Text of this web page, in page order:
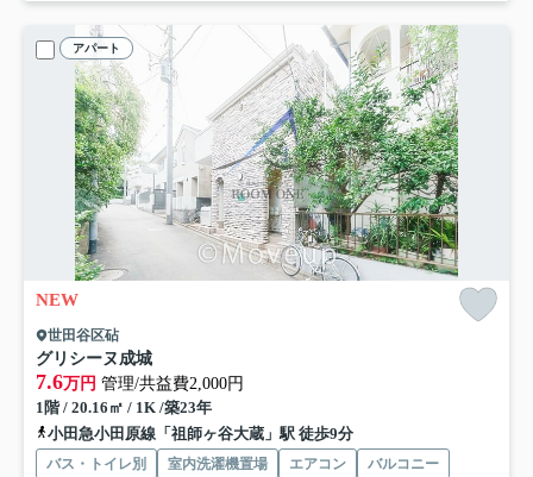
アパート
NEW
世田谷区砧
グリシーヌ成城
7.6万円 管理/共益費2,000円
1階 / 20.16㎡ / 1K /築23年
小田急小田原線「祖師ヶ谷大蔵」駅 徒歩9分
バス・トイレ別 室内洗濯機置場 エアコン
バルコニー